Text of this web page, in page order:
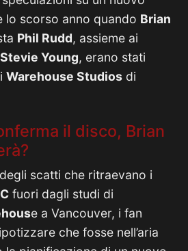
lo scorso anno quando Brian
Phil Rudd, assieme ai
Stevie Young, erano stati
Warehouse Studios di
il disco, Brian
scatti che ritraevano i
fuori dagli studi di
e a Vancouver, i fan
che fosse nell’aria